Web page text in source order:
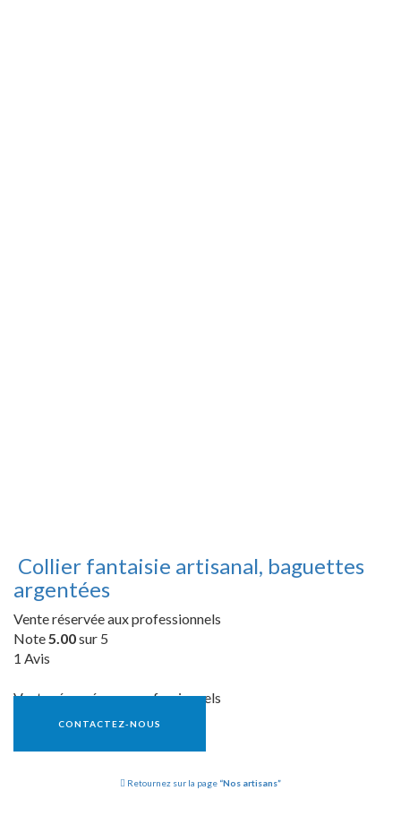
Collier fantaisie artisanal, baguettes
argentées
Vente réservée aux professionnels
Note5.00sur 5
1 Avis
Vente réservée aux professionnels
CONTACTEZ-NOUS
Retournez sur la page “Nos artisans”